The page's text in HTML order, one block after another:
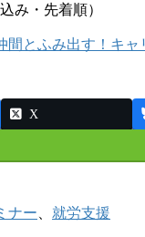
み・先着順）
X
ナー 就労支援